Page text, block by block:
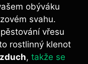
obýváku
svahu.
vřesu
rostlinný klenot
, takže se